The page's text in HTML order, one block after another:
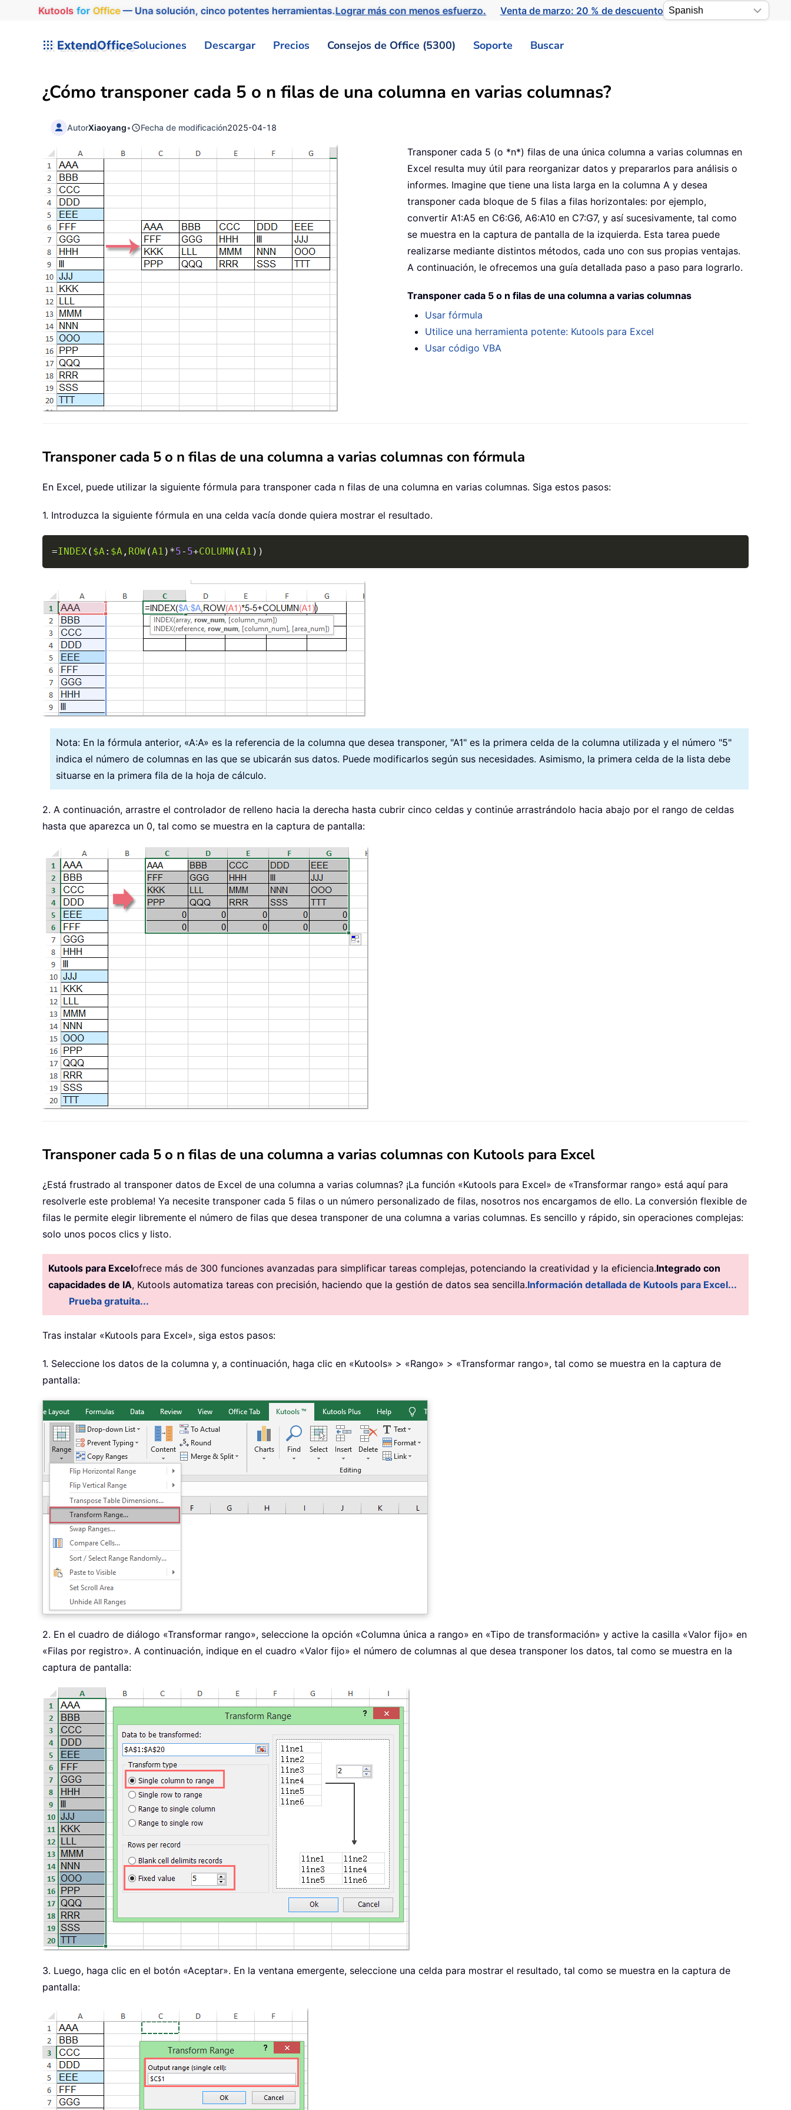
Kutools for Office— Una solución, cinco potentes herramientas.Lograr más con menos esfuerzo. Venta de marzo: 20 % de descuento
ExtendOfficeSoluciones Descargar Precios Consejos de Office (5300) Soporte Buscar
¿Cómo transponer cada 5 o n filas de una columna en varias columnas?
AutorXiaoyang• Fecha de modificación2025-04-18
Transponer cada 5 (o *n*) filas de una única columna a varias columnas en
Excel resulta muy útil para reorganizar datos y prepararlos para análisis o
informes. Imagine que tiene una lista larga en la columna A y desea
transponer cada bloque de 5 filas a filas horizontales: por ejemplo,
convertir A1:A5 en C6:G6, A6:A10 en C7:G7, y así sucesivamente, tal como
se muestra en la captura de pantalla de la izquierda. Esta tarea puede
realizarse mediante distintos métodos, cada uno con sus propias ventajas.
A continuación, le ofrecemos una guía detallada paso a paso para lograrlo.
Transponer cada 5 o n filas de una columna a varias columnas
Usar fórmula
Utilice una herramienta potente: Kutools para Excel
Usar código VBA
Transponer cada 5 o n filas de una columna a varias columnas con fórmula
En Excel, puede utilizar la siguiente fórmula para transponer cada n filas de una columna en varias columnas. Siga estos pasos:
1. Introduzca la siguiente fórmula en una celda vacía donde quiera mostrar el resultado.
=INDEX( $A: $A , ROW(A1 ) *5- 5+COLUMN (A1 ) )
Nota: En la fórmula anterior, «A:A» es la referencia de la columna que desea transponer, "A1" es la primera celda de la columna utilizada y el número "5"
indica el número de columnas en las que se ubicarán sus datos. Puede modificarlos según sus necesidades. Asimismo, la primera celda de la lista debe
situarse en la primera fila de la hoja de cálculo.
2. A continuación, arrastre el controlador de relleno hacia la derecha hasta cubrir cinco celdas y continúe arrastrándolo hacia abajo por el rango de celdas
hasta que aparezca un 0, tal como se muestra en la captura de pantalla:
Transponer cada 5 o n filas de una columna a varias columnas con Kutools para Excel
¿Está frustrado al transponer datos de Excel de una columna a varias columnas? ¡La función «Kutools para Excel» de «Transformar rango» está aquí para
resolverle este problema! Ya necesite transponer cada 5 filas o un número personalizado de filas, nosotros nos encargamos de ello. La conversión flexible de
filas le permite elegir libremente el número de filas que desea transponer de una columna a varias columnas. Es sencillo y rápido, sin operaciones complejas:
solo unos pocos clics y listo.
Kutools para Excelofrece más de 300 funciones avanzadas para simplificar tareas complejas, potenciando la creatividad y la eficiencia.Integrado con
capacidades de IA, Kutools automatiza tareas con precisión, haciendo que la gestión de datos sea sencilla.Información detallada de Kutools para Excel...
Prueba gratuita...
Tras instalar «Kutools para Excel», siga estos pasos:
1. Seleccione los datos de la columna y, a continuación, haga clic en «Kutools» > «Rango» > «Transformar rango», tal como se muestra en la captura de
pantalla:
2. En el cuadro de diálogo «Transformar rango», seleccione la opción «Columna única a rango» en «Tipo de transformación» y active la casilla «Valor fijo» en
«Filas por registro». A continuación, indique en el cuadro «Valor fijo» el número de columnas al que desea transponer los datos, tal como se muestra en la
captura de pantalla:
3. Luego, haga clic en el botón «Aceptar». En la ventana emergente, seleccione una celda para mostrar el resultado, tal como se muestra en la captura de
pantalla: